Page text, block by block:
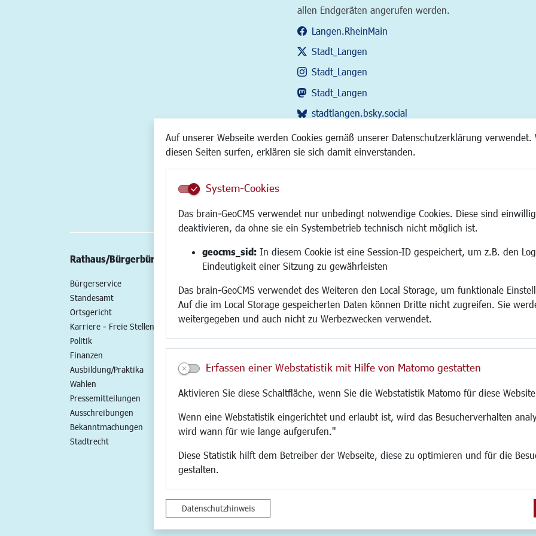
Auf unserer Webseite werden Cookies gemäß unserer Datenschutzerklärung
diesen Seiten surfen, erklären sie sich damit einverstanden.
System-Cookies
Das brain-GeoCMS verwendet nur unbedingt notwendige Cookies. Diese sind
deaktivieren, da ohne sie ein Systembetrieb technisch nicht möglich ist.
geocms_sid: In diesem Cookie ist eine Session-ID gespeichert, um z.B. den
Eindeutigkeit einer Sitzung zu gewährleisten
Das brain-GeoCMS verwendet des Weiteren den Local Storage, um funktionale
Auf die im Local Storage gespeicherten Daten können Dritte nicht zugreifen. Sie
weitergegeben und auch nicht zu Werbezwecken verwendet.
Erfassen einer Webstatistik mit Hilfe von Matomo gestatten
Aktivieren Sie diese Schaltfläche, wenn Sie die Webstatistik Matomo für diese
Wenn eine Webstatistik eingerichtet und erlaubt ist, wird das Besucherverhalten
wird wann für wie lange aufgerufen."
Diese Statistik hilft dem Betreiber der Webseite, diese zu optimieren und für die
gestalten.
Datenschutzhinweis
allen Endgeräten angerufen werden.
Langen.RheinMain
Stadt_Langen
Stadt_Langen
Stadt_Langen
stadtlangen.bsky.social
RSS-Feed
Rathaus/Bürgerbüro
Bürgerservice
Standesamt
Ortsgericht
Karriere - Freie Stellen
Politik
Finanzen
Ausbildung/Praktika
Wahlen
Pressemitteilungen
Ausschreibungen
Bekanntmachungen
Stadtrecht
Wirtschaft/Stadtentwicklung
Gewerbeflächen und Immobilien
Handel und Gastronomie
Fairer Handel
Netzwerke
Glasfaserausbau
Newsletter
Familie/Soziales
Senioren/Haltestelle
Schule
Demokratie leben
Ukrainehilfe
Bauen/
Aktuelle
CINDY S